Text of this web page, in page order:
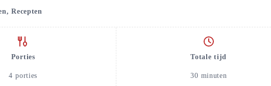
Recepten
Porties
4 porties
Totale tijd
30 minuten